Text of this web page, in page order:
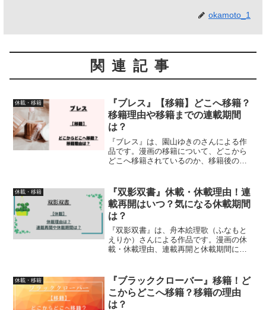
okamoto_1
関連記事
休載・移籍
『ブレス』【移籍】どこへ移籍？
移籍理由や移籍までの連載期間
は？
『ブレス』は、園山ゆきのさんによる作
品です。漫画の移籍について、どこから
どこへ移籍されているのか、移籍後の連
休載・移籍
『双影双書』休載・休載理由！連
載再開はいつ？気になる休載期間
は？
『双影双書』は、舟本絵理歌（ふなもと
えりか）さんによる作品です。漫画の休
載・休載理由、連載再開と休載期間につ
休載・移籍
『ブラッククローバー』移籍！ど
こからどこへ移籍？移籍の理由
は？